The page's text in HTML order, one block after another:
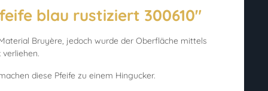
blau rustiziert 300610"
Bruyère, jedoch wurde der Oberfläche mittels
diese Pfeife zu einem Hingucker.